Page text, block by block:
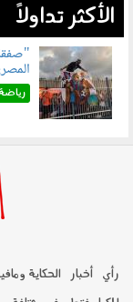
الأكثر تداولاً
070801.jpg
رياضة
رأي أخبار الحكاية